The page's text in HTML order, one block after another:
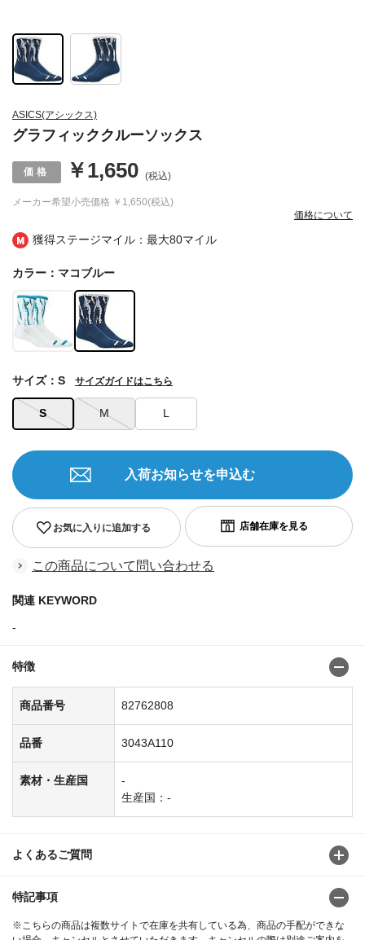
獲得ステージマイル：最大80マイル
ASICS(アシックス)
グラフィッククルーソックス
メーカー希望小売価格 ￥1,650(税込)
￥1,650 (税込)
価格について
カラー：マコブルー
S M L
サイズ：S サイズガイドはこちら
お気に入りに追加する
入荷お知らせを申込む
この商品について問い合わせる
関連 KEYWORD
-
特徴
商品番号 82762808
品番 3043A110
素材・生産国
-
生産国：-
よくあるご質問
特記事項
※こちらの商品は複数サイトで在庫を共有している為、商品の手配ができな